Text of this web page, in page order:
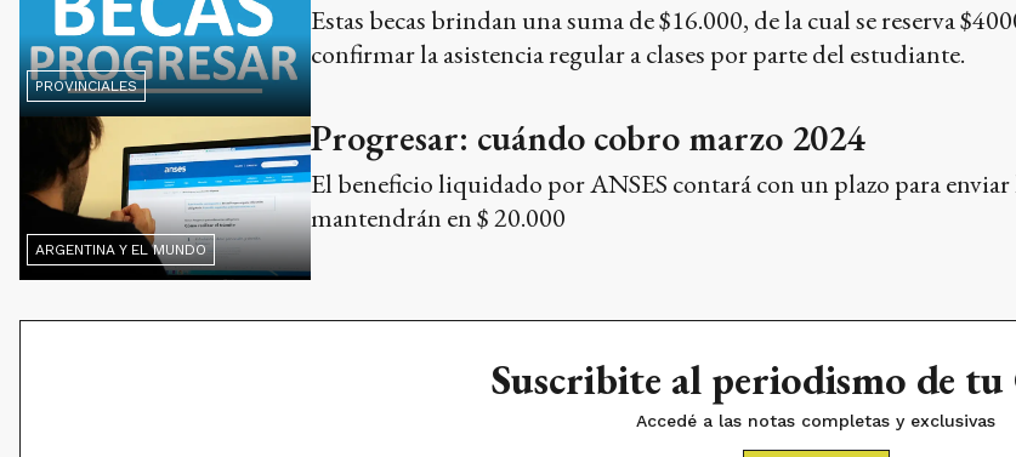
PROVINCIALES
Estas becas brindan una suma de $16.000, de la cual se reserva
confirmar la asistencia regular a clases por parte del estudiante.
ARGENTINA Y EL MUNDO
Progresar: cuándo cobro marzo 2024
El beneficio liquidado por ANSES contará con un plazo para enviar
mantendrán en $ 20.000
Suscribite al periodismo de
Accedé a las notas completas y exclusivas